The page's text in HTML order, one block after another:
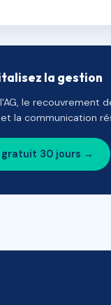
la gestion
le recouvrement
la communication
gratuit 30 jours →